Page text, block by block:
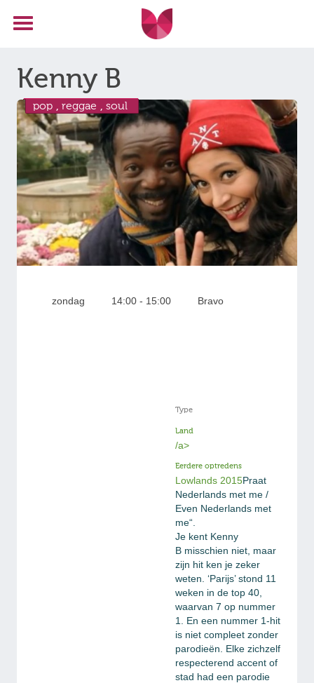
Kenny B
pop , reggae , soul
zondag 14:00 - 15:00 Bravo
Type
Land
/a>
Eerdere optredens
Lowlands 2015Praat
Nederlands met me /
Even Nederlands met
me“.
Je kent Kenny
B misschien niet, maar
zijn hit ken je zeker
weten. ‘Parijs’ stond 11
weken in de top 40,
waarvan 7 op nummer
1. En een nummer 1-hit
is niet compleet zonder
parodieën. Elke zichzelf
respecterend accent of
stad had een parodie